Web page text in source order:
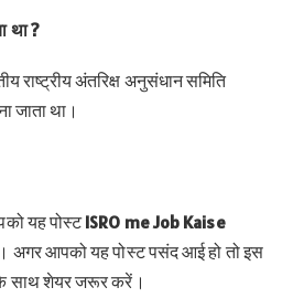
था ?
राष्ट्रीय अंतरिक्ष अनुसंधान समिति
जाता था।
यह पोस्टISRO me Job Kaise
अगर आपको यह पोस्ट पसंद आई हो तो इस
के साथ शेयर जरूर करें।